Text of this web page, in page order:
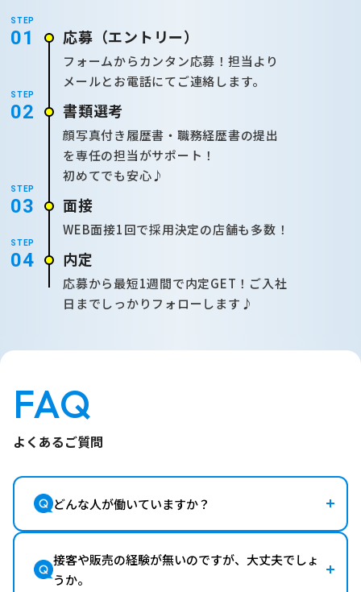
STEP
01 応募 （エントリー）
フォームからカンタン応募！担当より
メールとお電話にてご連絡します。
STEP
02 書類選考
顔写真付き履歴書・職務経歴書の提出
を専任の担当がサポート！
初めてでも安心♪
STEP
03 面接
WEB面接1回で採用決定の店舗も多数！
STEP
04 内定
応募から最短1週間で内定GET！ご入社
日までしっかりフォローします♪
FAQ
よくあるご質問
どんな人が働いていますか？
接客や販売の経験が無いのですが、大丈夫でしょ
うか。